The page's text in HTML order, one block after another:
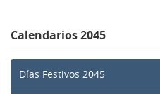
Calendarios 2045
Días Festivos 2045